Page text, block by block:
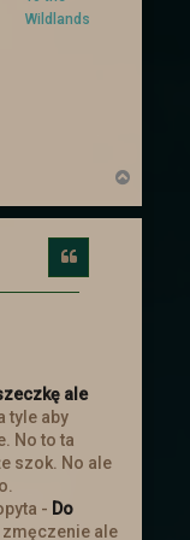
tam
Dodano
grudnia
Wildlands
g
ale
tyle aby
No to ta
szok. No ale
- Do
zmęczenie ale